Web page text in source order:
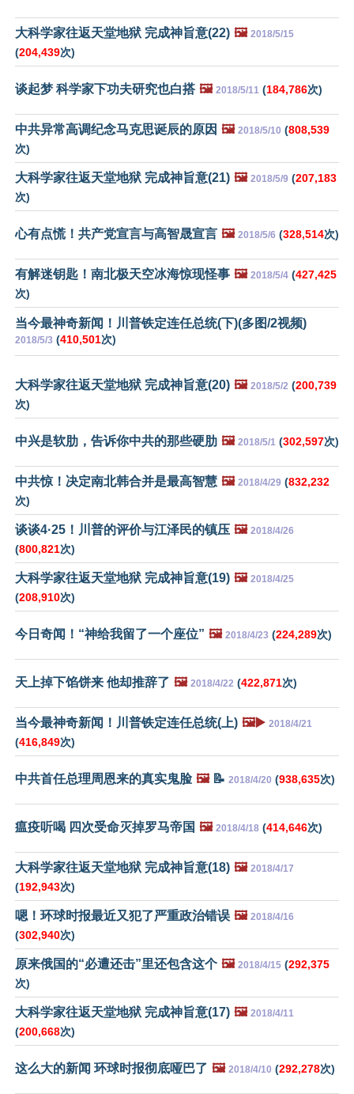
大科学家往返天堂地狱 完成神旨意(22) 🖼️ 2018/5/15
(204,439次)
谈起梦 科学家下功夫研究也白搭 🖼️ 2018/5/11 (184,786次)
中共异常高调纪念马克思诞辰的原因 🖼️ 2018/5/10 (808,539
次)
大科学家往返天堂地狱 完成神旨意(21) 🖼️ 2018/5/9 (207,183
次)
心有点慌！共产党宣言与高智晟宣言 🖼️ 2018/5/6 (328,514次)
有解迷钥匙！南北极天空冰海惊现怪事 🖼️ 2018/5/4 (427,425
次)
当今最神奇新闻！川普铁定连任总统(下)(多图/2视频)
2018/5/3 (410,501次)
大科学家往返天堂地狱 完成神旨意(20) 🖼️ 2018/5/2 (200,739
次)
中兴是软肋，告诉你中共的那些硬肋 🖼️ 2018/5/1 (302,597次)
中共惊！决定南北韩合并是最高智慧 🖼️ 2018/4/29 (832,232
次)
谈谈4·25！川普的评价与江泽民的镇压 🖼️ 2018/4/26
(800,821次)
大科学家往返天堂地狱 完成神旨意(19) 🖼️ 2018/4/25
(208,910次)
今日奇闻！“神给我留了一个座位” 🖼️ 2018/4/23 (224,289次)
天上掉下馅饼来 他却推辞了 🖼️ 2018/4/22 (422,871次)
当今最神奇新闻！川普铁定连任总统(上) 🖼️▶️ 2018/4/21
(416,849次)
中共首任总理周恩来的真实鬼脸 🖼️📝 2018/4/20 (938,635次)
瘟疫听喝 四次受命灭掉罗马帝国 🖼️ 2018/4/18 (414,646次)
大科学家往返天堂地狱 完成神旨意(18) 🖼️ 2018/4/17
(192,943次)
嗯！环球时报最近又犯了严重政治错误 🖼️ 2018/4/16
(302,940次)
原来俄国的“必遭还击”里还包含这个 🖼️ 2018/4/15 (292,375
次)
大科学家往返天堂地狱 完成神旨意(17) 🖼️ 2018/4/11
(200,668次)
这么大的新闻 环球时报彻底哑巴了 🖼️ 2018/4/10 (292,278次)